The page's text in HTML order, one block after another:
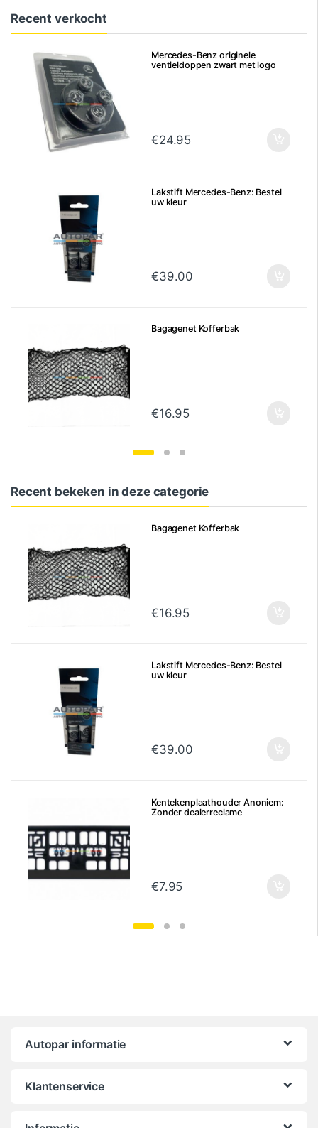
Recent verkocht
Mercedes-Benz originele
ventieldoppen zwart met logo
€24.95
Lakstift Mercedes-Benz: Bestel
uw kleur
€39.00
Bagagenet Kofferbak
€16.95
Recent bekeken in deze categorie
Bagagenet Kofferbak
€16.95
Lakstift Mercedes-Benz: Bestel
uw kleur
€39.00
Kentekenplaathouder Anoniem:
Zonder dealerreclame
€7.95
Autopar informatie
Klantenservice